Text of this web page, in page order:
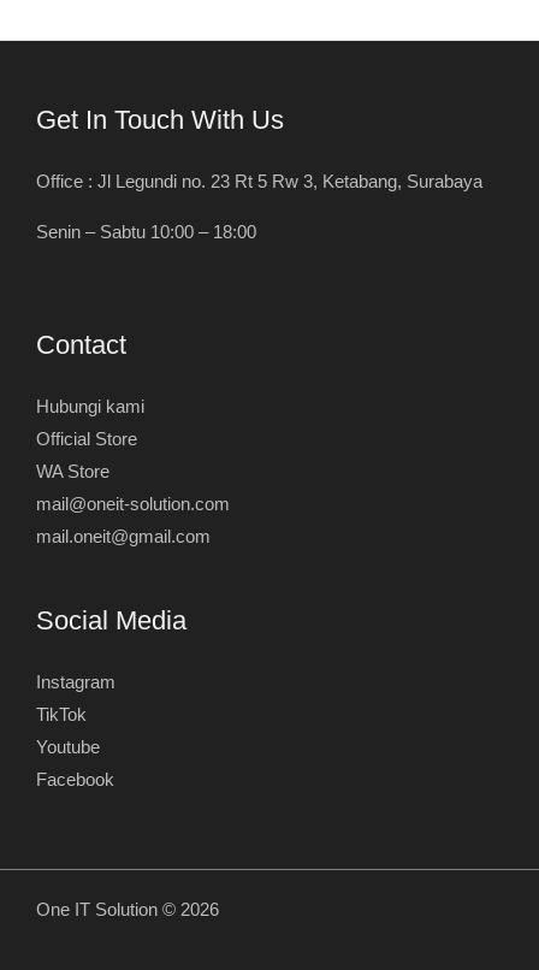
Get In Touch With Us
Office : Jl Legundi no. 23 Rt 5 Rw 3, Ketabang, Surabaya
Senin – Sabtu 10:00 – 18:00
Contact
Hubungi kami
Official Store
WA Store
mail@oneit-solution.com
mail.oneit@gmail.com
Social Media
Instagram
TikTok
Youtube
Facebook
One IT Solution © 2026